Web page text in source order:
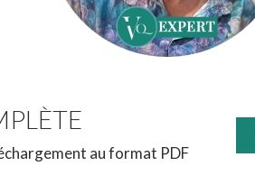
au format PDF